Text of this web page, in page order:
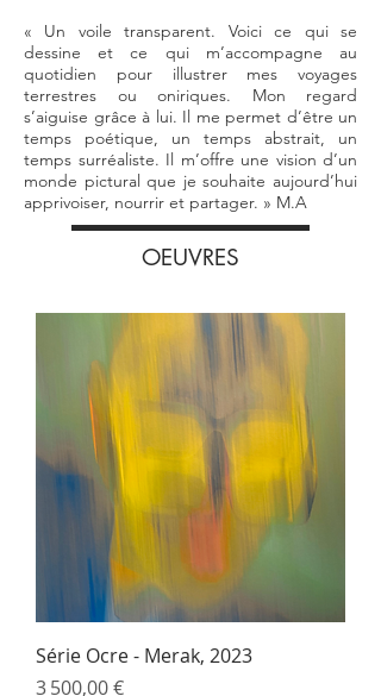
« Un voile transparent. Voici ce qui se
dessine et ce qui m’accompagne au
quotidien pour illustrer mes voyages
terrestres ou oniriques. Mon regard
s’aiguise grâce à lui. Il me permet d’être un
temps poétique, un temps abstrait, un
temps surréaliste. Il m’offre une vision d’un
monde pictural que je souhaite aujourd’hui
apprivoiser, nourrir et partager. » M.A
OEUVRES
Série Ocre - Merak, 2023
Prix
3 500,00 €